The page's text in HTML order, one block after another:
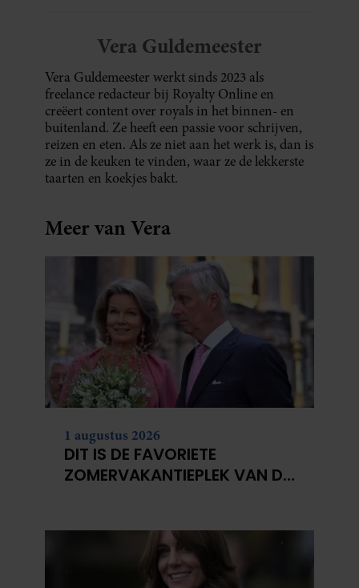
Vera Guldemeester
Vera Guldemeester werkt sinds 2023 als
freelance redacteur bij Royalty Online en
creëert content over royals in het binnen- en
buitenland. Ze heeft een passie voor schrijven,
reizen en eten. Als ze niet aan het werk is, dan is
ze in de keuken te vinden, waar ze de lekkerste
taarten en koekjes bakt.
Meer van Vera
1 augustus 2026
DIT IS DE FAVORIETE
ZOMERVAKANTIEPLEK VAN DE